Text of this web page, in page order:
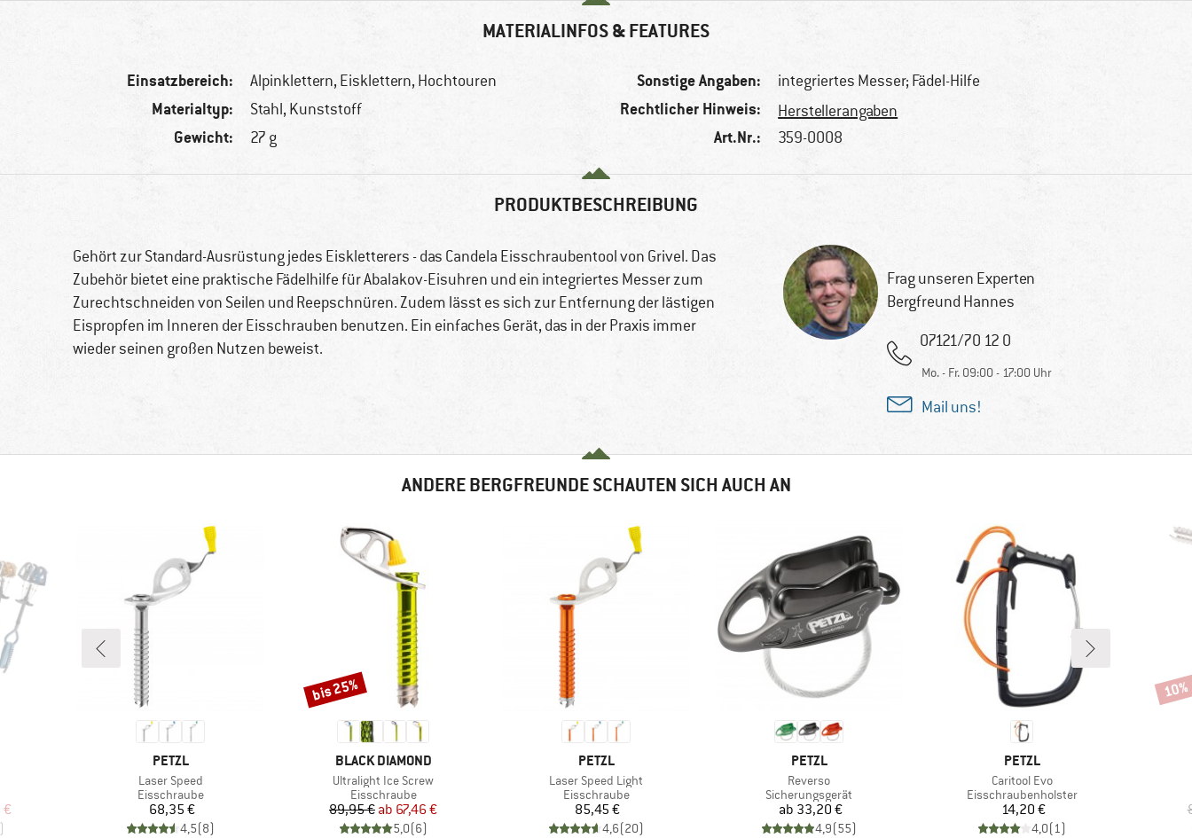
MATERIALINFOS & FEATURES
Einsatzbereich: Alpinklettern, Eisklettern, Hochtouren
Materialtyp: Stahl, Kunststoff
Gewicht: 27 g
Sonstige Angaben: integriertes Messer; Fädel-Hilfe
Rechtlicher Hinweis: Herstellerangaben
Art.Nr.: 359-0008
PRODUKTBESCHREIBUNG
Gehört zur Standard-Ausrüstung jedes Eiskletterers - das Candela Eisschraubentool von Grivel. Das
Zubehör bietet eine praktische Fädelhilfe für Abalakov-Eisuhren und ein integriertes Messer zum
Zurechtschneiden von Seilen und Reepschnüren. Zudem lässt es sich zur Entfernung der lästigen
Eispropfen im Inneren der Eisschrauben benutzen. Ein einfaches Gerät, das in der Praxis immer
wieder seinen großen Nutzen beweist.
Frag unseren Experten
Bergfreund Hannes
07121/70 12 0
Mo. - Fr. 09:00 - 17:00 Uhr
Mail uns!
ANDERE BERGFREUNDE SCHAUTEN SICH AUCH AN
Preis
€
MARKE
PETZL
Artikel
Laser Speed
Produktgruppe
Eisschraube
Preis
68,35 €
4,5(8)
MARKE
BLACK DIAMOND
Artikel
Ultralight Ice Screw
Produktgruppe
Eisschraube
Preis
89,95 € reduzierter Preis
ab 67,46 €
5,0(6)
Rabatt
bis 25%
MARKE
PETZL
Artikel
Laser Speed Light
Produktgruppe
Eisschraube
Preis
85,45 €
4,6(20)
MARKE
PETZL
Artikel
Reverso
Produktgruppe
Sicherungsgerät
Preis
ab 33,20 €
4,9(55)
MARKE
PETZL
Artikel
Caritool Evo
Produktgruppe
Eisschraubenholster
Preis
14,20 €
4,0(1)
10%